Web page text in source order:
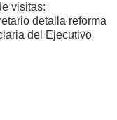
visitas:
detalla reforma
del Ejecutivo